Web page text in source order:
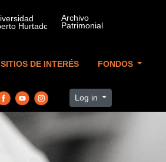
SITIOS DE INTERÉS FONDOS
Log in